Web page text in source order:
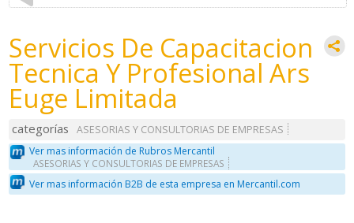
Servicios De Capacitacion
Tecnica Y Profesional Ars
Euge Limitada
categorías
ASESORIAS Y CONSULTORIAS DE EMPRESAS
Ver mas información de Rubros Mercantil
ASESORIAS Y CONSULTORIAS DE EMPRESAS
Ver mas información B2B de esta empresa en Mercantil.com